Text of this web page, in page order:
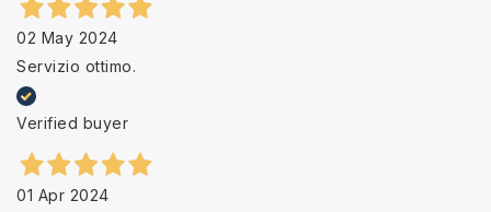
02 May 2024
Servizio ottimo.
Verified buyer
01 Apr 2024